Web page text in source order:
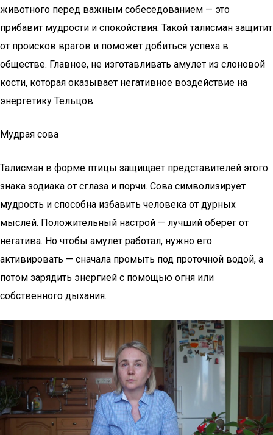
животного перед важным собеседованием — это
прибавит мудрости и спокойствия. Такой талисман защитит
от происков врагов и поможет добиться успеха в
обществе. Главное, не изготавливать амулет из слоновой
кости, которая оказывает негативное воздействие на
энергетику Тельцов.
Мудрая сова
Талисман в форме птицы защищает представителей этого
знака зодиака от сглаза и порчи. Сова символизирует
мудрость и способна избавить человека от дурных
мыслей. Положительный настрой — лучший оберег от
негатива. Но чтобы амулет работал, нужно его
активировать — сначала промыть под проточной водой, а
потом зарядить энергией с помощью огня или
собственного дыхания.